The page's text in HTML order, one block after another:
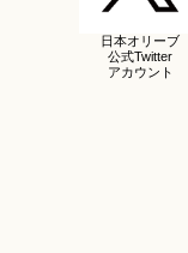
日本オリーブ
公式Twitter
アカウント